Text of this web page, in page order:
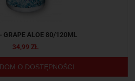
GRAPE ALOE 80/120ML
34,99 ZŁ
O DOSTĘPNOŚCI